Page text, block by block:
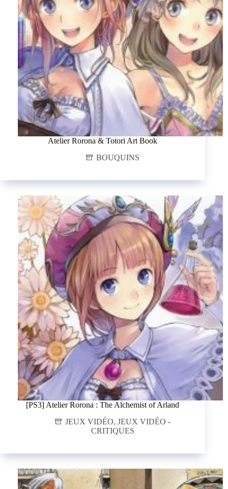
Atelier Rorona & Totori Art Book
BOUQUINS
[PS3] Atelier Rorona : The Alchemist of Arland
JEUX VIDÉO,JEUX VIDÉO -
CRITIQUES